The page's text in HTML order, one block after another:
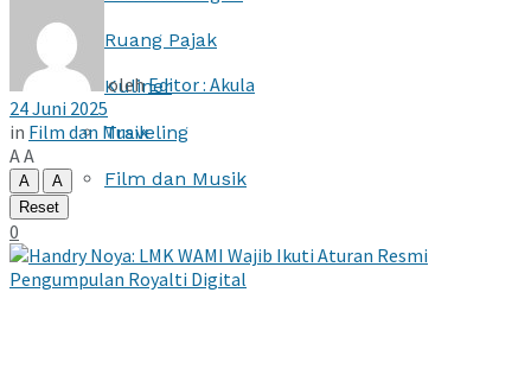
Ruang Pajak
Kuliner
Traveling
Film dan Musik
olehEditor : Akula
24 Juni 2025
in Film dan Musik
AA
A
A
Reset
0